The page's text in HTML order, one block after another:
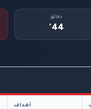
دقائق
44'
أهداف